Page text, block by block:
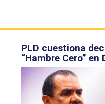
PLD cuestiona
“Hambre Cero” en